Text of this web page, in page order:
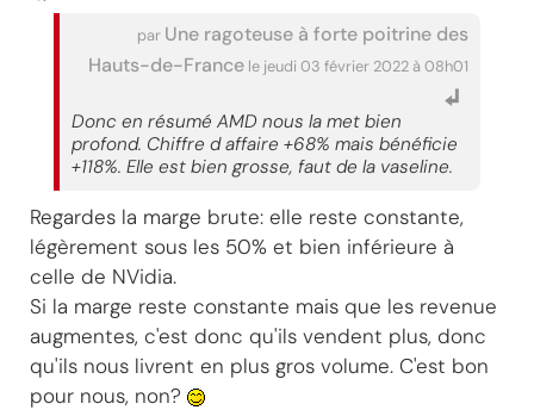
par Une ragoteuse à forte poitrine des
Hauts-de-France le jeudi 03 février 2022 à 08h01
Donc en résumé AMD nous la met bien
profond. Chiffre d affaire +68% mais bénéficie
+118%. Elle est bien grosse, faut de la vaseline.
Regardes la marge brute: elle reste constante,
légèrement sous les 50% et bien inférieure à
celle de NVidia.
Si la marge reste constante mais que les revenue
augmentes, c'est donc qu'ils vendent plus, donc
qu'ils nous livrent en plus gros volume. C'est bon
pour nous, non?